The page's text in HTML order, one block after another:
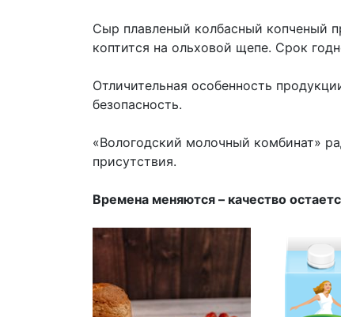
Сыр плавленый колбасный копченый
коптится на ольховой щепе. Срок
Отличительная особенность
безопасность.
«Вологодский молочный комбинат»
присутствия.
Времена меняются – качество